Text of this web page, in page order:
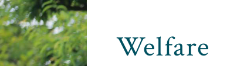
Welfare